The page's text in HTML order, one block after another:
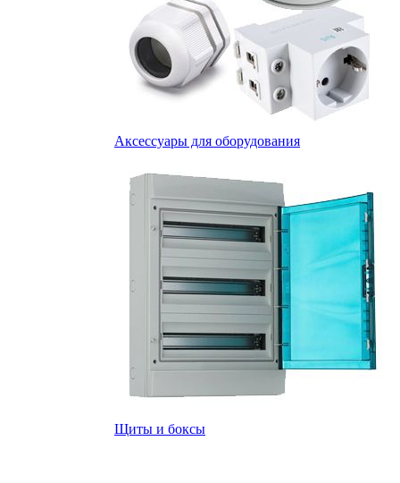
Аксессуары для оборудования
Щиты и боксы